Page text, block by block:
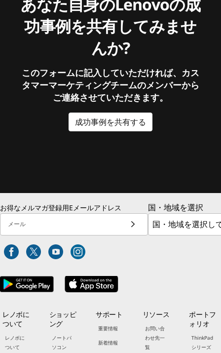
功事例を共有してみませ
んか?
このフォームに記入していただければ、カス
タマーマーケティングチームのメンバーから
ご連絡させていただきます。
成功事例を共有する
お得なメルマガ登録用Eメールアドレス
メール
国・地域を選択
レノボに
ついて
レノボに
ついて
ショッピ
ング
ノートパ
ソコン
サポート
重要情報
新着情報
リソース
お問い合
わせ先一
覧
ポートフ
ォリオ
ThinkPad
シリーズ